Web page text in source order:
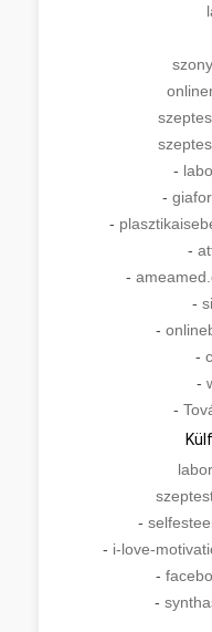
-
-
-
-
-
-
-
-
-
-
-
- i-love-
-
-